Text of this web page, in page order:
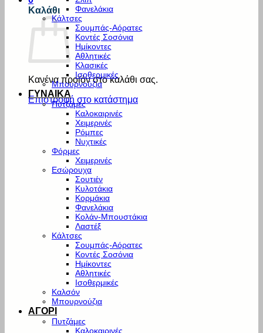
Καλάθι
Κανένα προϊόν στο καλάθι σας.
Επιστροφή στο κατάστημα
Φανελάκια
Κάλτσες
Σουμπάς-Αόρατες
Κοντές Σοσόνια
Ημίκοντες
Αθλητικές
Κλασικές
Ισοθερμικές
Μπουρνούζια
ΓΥΝΑΙΚΑ
Πυτζάμες
Καλοκαιρινές
Χειμερινές
Ρόμπες
Νυχτικές
Φόρμες
Χειμερινές
Εσώρουχα
Σουτιέν
Κυλοτάκια
Κορμάκια
Φανελάκια
Κολάν-Μπουστάκια
Λαστέξ
Κάλτσες
Σουμπάς-Αόρατες
Κοντές Σοσόνια
Ημίκοντες
Αθλητικές
Ισοθερμικές
Καλσόν
Μπουρνούζια
ΑΓΟΡΙ
Πυτζάμες
Καλοκαιρινές